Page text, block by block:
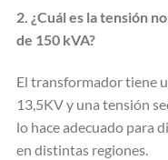
2. ¿Cuál es la tensión
de 150 kVA?
El transformador tiene
13,5KV y una tensión
lo hace adecuado para
en distintas regiones.